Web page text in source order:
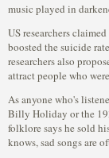
music played in
US researchers
boosted the suicide
researchers also
attract people who
As anyone who's
Billy Holiday or the
folklore says he sold
knows, sad songs are